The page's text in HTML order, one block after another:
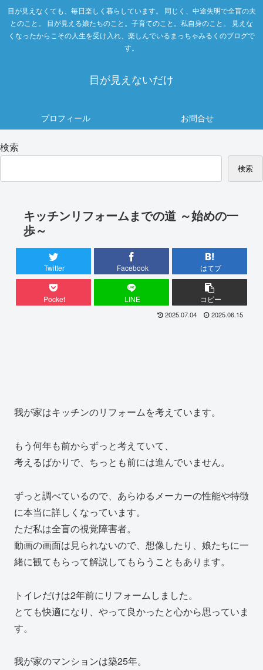
目が見えなくても、毎日楽しく暮らしています。 同じく、中途失明で全盲の夫
とのこと。 目が見える娘たちのこと。子育てのこと。私自身のこと。 見えな
くなったからこその人生を受け入れ、楽しんでいるまっちゃみるくのブログで
す。
目が見えないだけ
プロフィール お問合せ
検索
検索
キッチンリフォームまでの道 ～始めの一
歩～
Twitter Facebook はてブ
Pocket LINE コピー
2025.07.04 2025.06.15
我が家はキッチンのリフォームを考えています。
もう何年も前からずっと考えていて、
考えるばかりで、ちっとも前には進んでいません。
ずっと調べているので、あらゆるメーカーの性能や特徴
に本当に詳しくなっています。
ただ私は全盲の視覚障害者。
動画の画面は見られないので、想像したり、娘たちに一
緒に観てもらって解説してもらうこともあります。
トイレだけは2年前にリフォームしました。
とても快適になり、やって良かったと心から思っていま
す。
我が家のマンションは築25年。